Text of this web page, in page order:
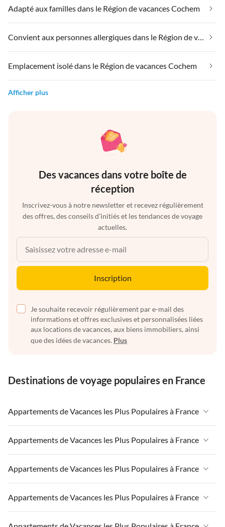
Adapté aux familles dans le Région de vacances Cochem
Convient aux personnes allergiques dans le Région de vacances Cochem
Emplacement isolé dans le Région de vacances Cochem
Afficher plus
Des vacances dans votre boîte de
réception
Inscrivez-vous à notre newsletter et recevez régulièrement
des offres, des conseils d'initiés et les tendances de voyage
actuelles.
Inscription
Je souhaite recevoir régulièrement par e-mail des
informations et offres exclusives et personnalisées liées
aux locations de vacances, aux biens immobiliers, ainsi
que des idées de vacances. Plus
Destinations de voyage populaires en France
Appartements de Vacances les Plus Populaires à France
Appartements de Vacances à France
Appartements de Vacances à Paris-Ile de France
Appartements de Vacances à Paris
Appartements de Vacances à Côte atlantique
Appartements de Vacances les Plus Populaires à France
Appartements de Vacances à France
Appartements de Vacances à Paris-Ile de France
Appartements de Vacances à Paris
Appartements de Vacances les Plus Populaires à France
Appartements de Vacances à France
Appartements de Vacances à Paris-Ile de France
Appartements de Vacances les Plus Populaires à France
Appartements de Vacances à France